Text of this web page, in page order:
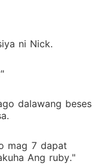
ni Nick.
dalawang beses
mag 7 dapat
Ang ruby."